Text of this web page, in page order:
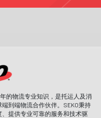
的物流专业知识，是托运人及消
到端物流合作伙伴。SEKO秉持
提供专业可靠的服务和技术驱